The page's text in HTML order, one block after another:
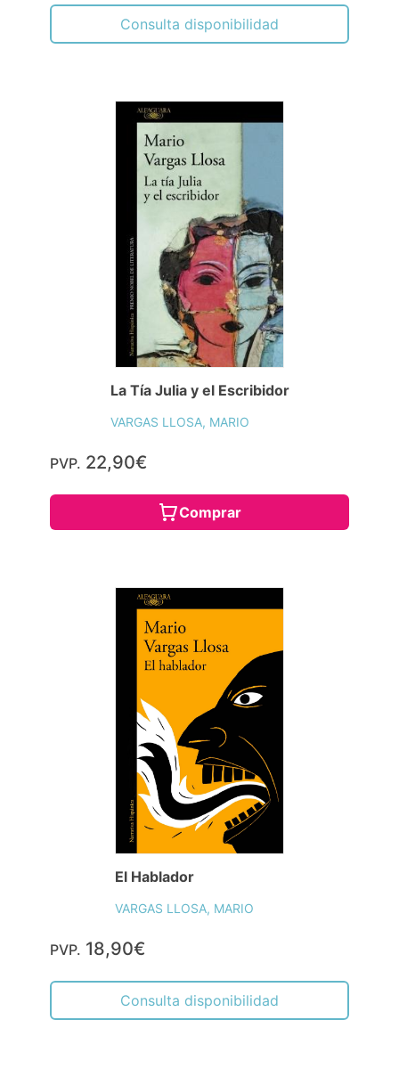
Consulta disponibilidad
La Tía Julia y el Escribidor
VARGAS LLOSA, MARIO
PVP. 22,90€
Comprar
El Hablador
VARGAS LLOSA, MARIO
PVP. 18,90€
Consulta disponibilidad